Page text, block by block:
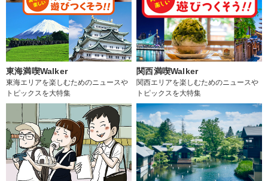
東海満喫Walker
東海エリアを楽しむためのニュースや
トピックスを大特集
関西満喫Walker
関西エリアを楽しむためのニュースや
トピックスを大特集